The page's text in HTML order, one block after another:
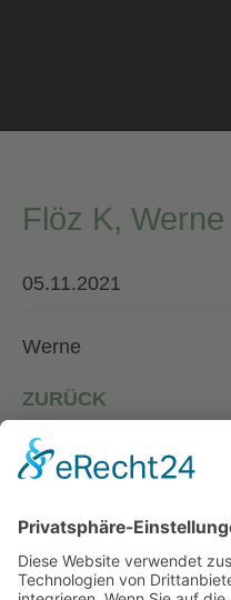
Flöz K, Werne
05.11.2021
Werne
ZURÜCK
© 2026 Jonas